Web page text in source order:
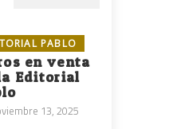
PABLO
en venta
Editorial
13, 2025